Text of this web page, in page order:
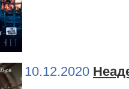
10.12.2020